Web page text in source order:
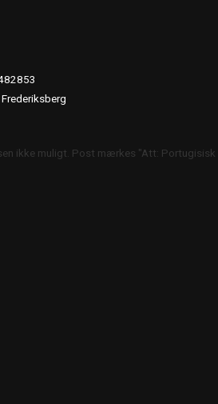
ikke muligt. Post mærkes "Att: